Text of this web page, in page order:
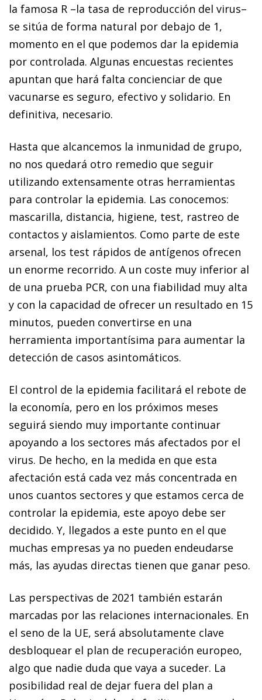
la famosa R –la tasa de reproducción del virus–
se sitúa de forma natural por debajo de 1,
momento en el que podemos dar la epidemia
por controlada. Algunas encuestas recientes
apuntan que hará falta concienciar de que
vacunarse es seguro, efectivo y solidario. En
definitiva, necesario.
Hasta que alcancemos la inmunidad de grupo,
no nos quedará otro remedio que seguir
utilizando extensamente otras herramientas
para controlar la epidemia. Las conocemos:
mascarilla, distancia, higiene, test, rastreo de
contactos y aislamientos. Como parte de este
arsenal, los test rápidos de antígenos ofrecen
un enorme recorrido. A un coste muy inferior al
de una prueba PCR, con una fiabilidad muy alta
y con la capacidad de ofrecer un resultado en 15
minutos, pueden convertirse en una
herramienta importantísima para aumentar la
detección de casos asintomáticos.
El control de la epidemia facilitará el rebote de
la economía, pero en los próximos meses
seguirá siendo muy importante continuar
apoyando a los sectores más afectados por el
virus. De hecho, en la medida en que esta
afectación está cada vez más concentrada en
unos cuantos sectores y que estamos cerca de
controlar la epidemia, este apoyo debe ser
decidido. Y, llegados a este punto en el que
muchas empresas ya no pueden endeudarse
más, las ayudas directas tienen que ganar peso.
Las perspectivas de 2021 también estarán
marcadas por las relaciones internacionales. En
el seno de la UE, será absolutamente clave
desbloquear el plan de recuperación europeo,
algo que nadie duda que vaya a suceder. La
posibilidad real de dejar fuera del plan a